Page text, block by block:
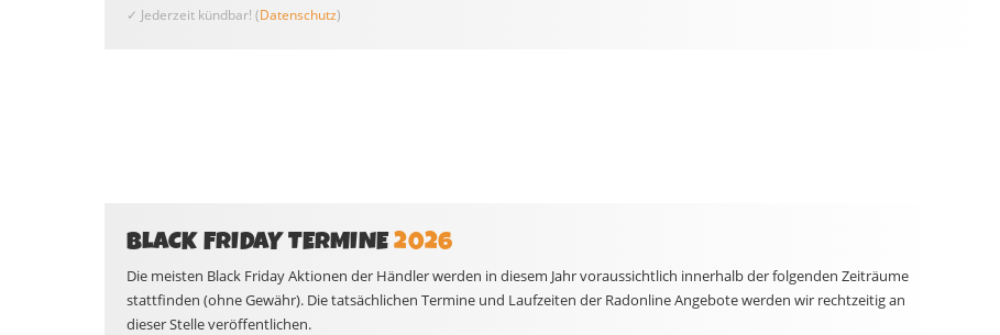
✓ Jederzeit kündbar! (Datenschutz)
BLACK FRIDAY TERMINE2026
Die meisten Black Friday Aktionen der Händler werden in diesem Jahr voraussichtlich innerhalb der folgenden Zeiträume
stattfinden (ohne Gewähr). Die tatsächlichen Termine und Laufzeiten der Radonline Angebote werden wir rechtzeitig an
dieser Stelle veröffentlichen.